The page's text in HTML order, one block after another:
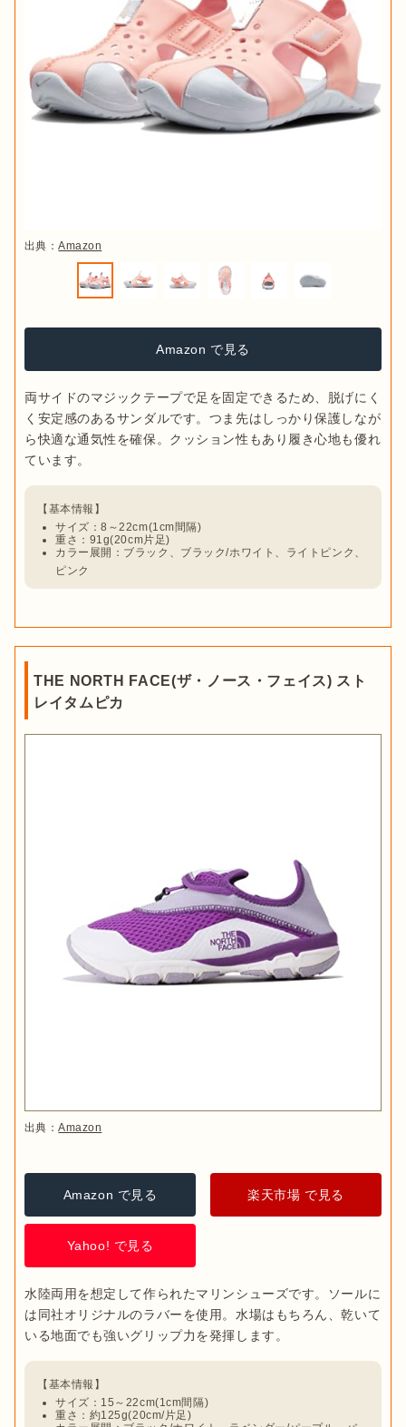
出典：Amazon
Amazon で見る
両サイドのマジックテープで足を固定できるため、脱げにく
く安定感のあるサンダルです。つま先はしっかり保護しなが
ら快適な通気性を確保。クッション性もあり履き心地も優れ
サイズ：8～22cm(1cm間隔)
重さ：91g(20cm片足)
カラー展開：ブラック、ブラック/ホワイト、ライトピンク、
ピンク
THE NORTH FACE(ザ・ノース・フェイス) スト
レイタムピカ
出典：Amazon
Amazon で見る 楽天市場 で見る
Yahoo! で見る
水陸両用を想定して作られたマリンシューズです。ソールに
は同社オリジナルのラバーを使用。水場はもちろん、乾いて
サイズ：15～22cm(1cm間隔)
重さ：約125g(20cm/片足)